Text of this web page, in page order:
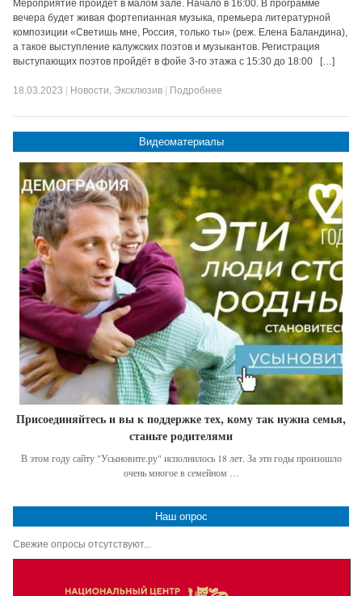
Мероприятие пройдёт в малом зале. Начало в 16:00. В программе
вечера будет живая фортепианная музыка, премьера литературной
композиции «Светишь мне, Россия, только ты» (реж. Елена Баландина),
а такое выступление калужских поэтов и музыкантов. Регистрация
выступающих поэтов пройдёт в фойе 3-го этажа с 15:30 до 18:00 […]
18.03.2023 Новости, Эксклюзив Подробнее
Видеоматериалы
Присоединяйтесь и вы к поддержке тех, кому так нужна семья,
станьте родителями
В этом году сайту "Усыновите.ру" исполнилось 18 лет. За эти годы произошло
очень многое в семейном …
Наш опрос
Свежие опросы отсутствуют...